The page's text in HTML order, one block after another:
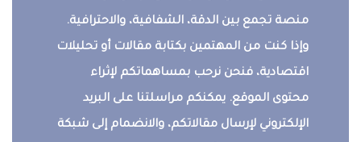
منصة تجمع بين الدقة، الشفافية، والاحترافية.
وإذا كنت من المهتمين بكتابة مقالات أو تحليلات
اقتصادية، فنحن نرحب بمساهماتكم لإثراء
محتوى الموقع. يمكنكم مراسلتنا على البريد
الإلكتروني لإرسال مقالاتكم، والانضمام إلى شبكة